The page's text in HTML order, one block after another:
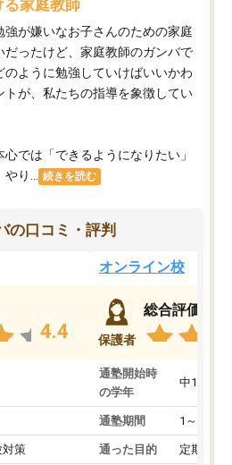
る家庭教師
が嫌いなお子さんのための家庭
ったけど、家庭教師のガンバで
のように勉強していけばいいかわ
が、私たちの指導を象徴してい
では「できるようになりたい」
り...
続きを読む
の口コミ・評判
4.4
対策
オンライン校
保護者
総合評価
通塾開始時
の学年
中1
通塾期間 1～3ヵ月
通った目的 定期テス